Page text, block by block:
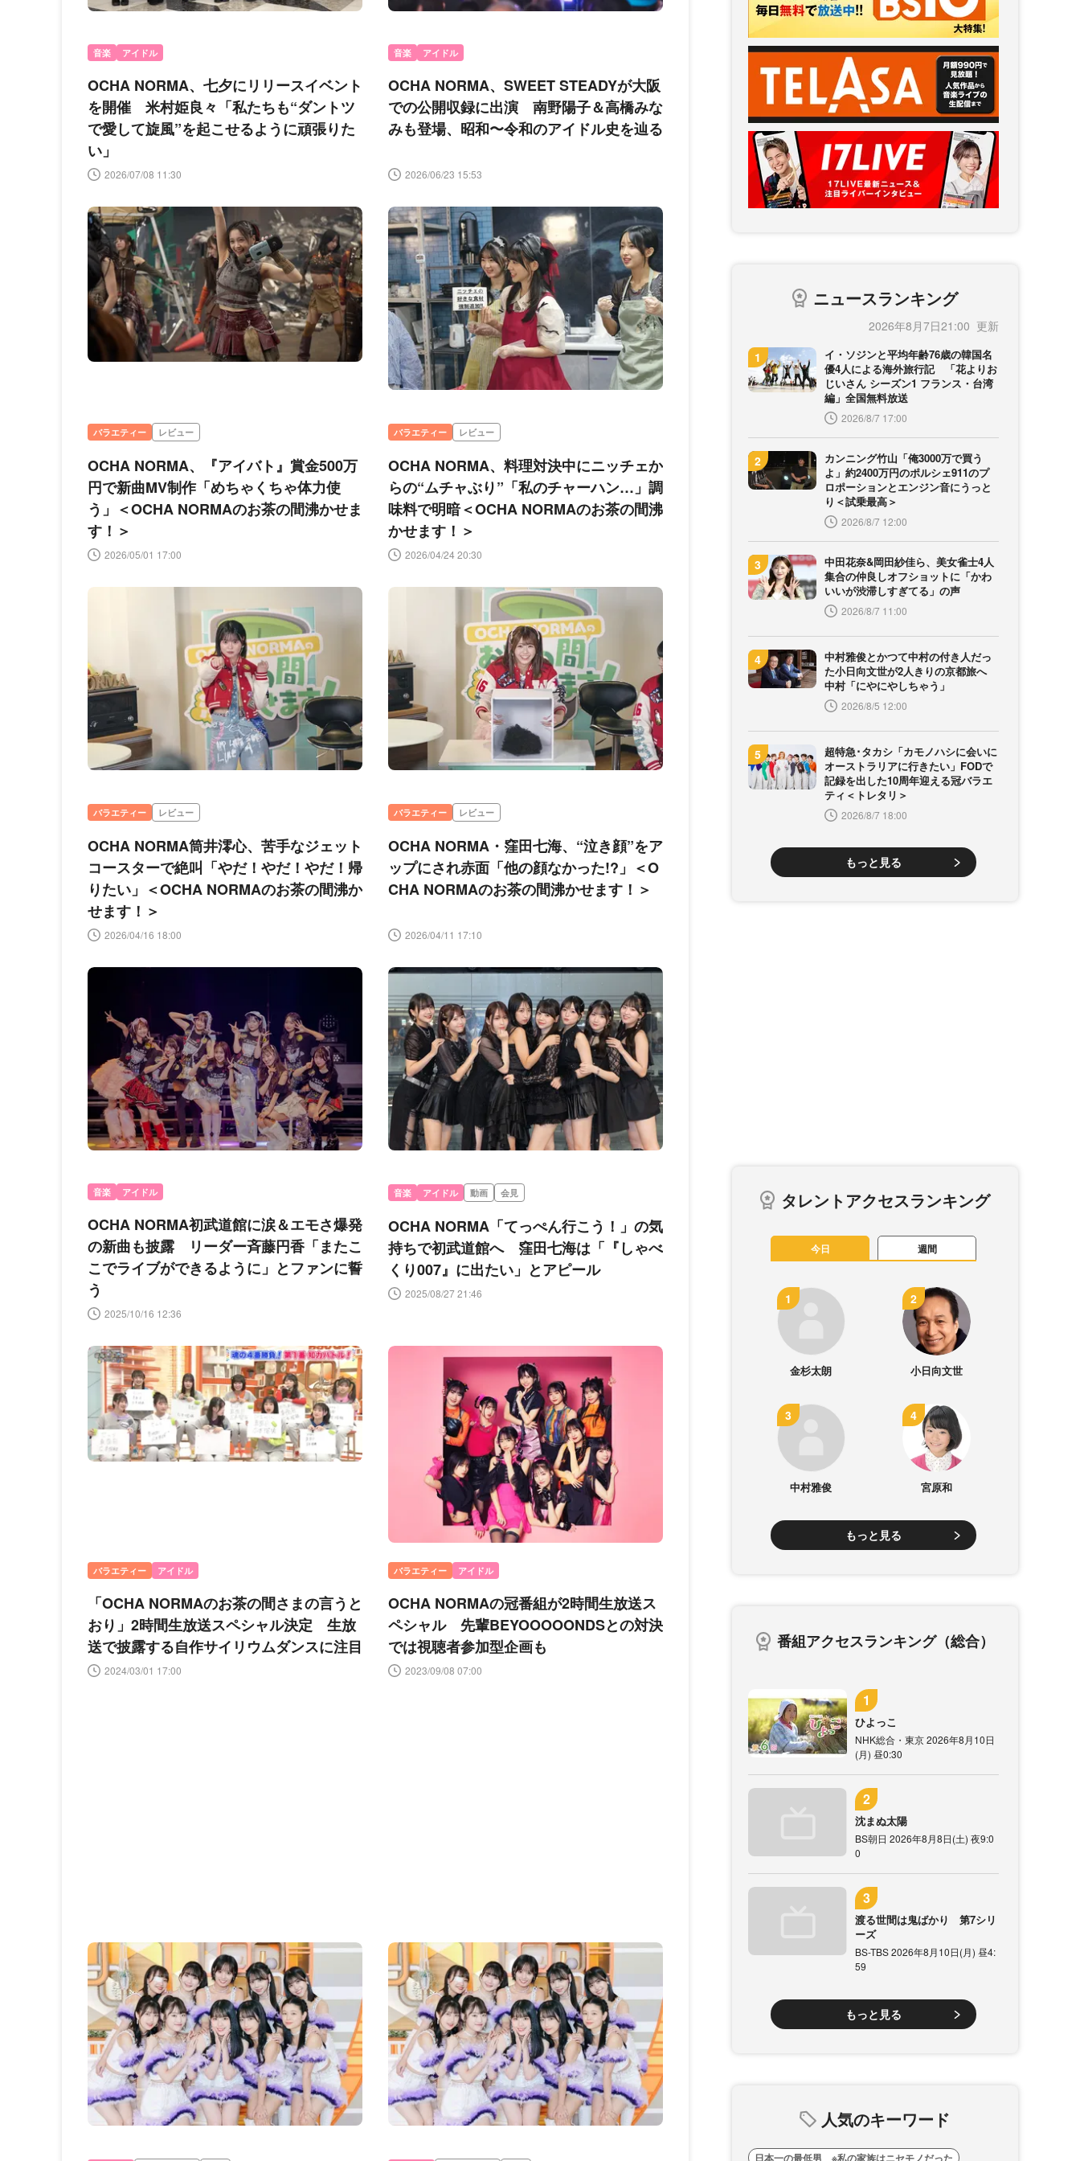
音楽 アイドル
OCHA NORMA、七夕にリリースイベント
を開催 米村姫良々「私たちも“ダントツ
で愛して旋風”を起こせるように頑張りた
い」
2026/07/08 11:30
音楽 アイドル
OCHA NORMA、SWEET STEADYが大阪
での公開収録に出演 南野陽子＆高橋みな
みも登場、昭和〜令和のアイドル史を辿る
2026/06/23 15:53
バラエティー レビュー
OCHA NORMA、『アイバト』賞金500万
円で新曲MV制作「めちゃくちゃ体力使
う」＜OCHA NORMAのお茶の間沸かせま
す！＞
2026/05/01 17:00
バラエティー レビュー
OCHA NORMA、料理対決中にニッチェか
らの“ムチャぶり”「私のチャーハン…」調
味料で明暗＜OCHA NORMAのお茶の間沸
かせます！＞
2026/04/24 20:30
バラエティー レビュー
OCHA NORMA筒井澪心、苦手なジェット
コースターで絶叫「やだ！やだ！やだ！帰
りたい」＜OCHA NORMAのお茶の間沸か
せます！＞
2026/04/16 18:00
バラエティー レビュー
OCHA NORMA・窪田七海、“泣き顔”をア
ップにされ赤面「他の顔なかった!?」＜O
CHA NORMAのお茶の間沸かせます！＞
2026/04/11 17:10
音楽 アイドル
OCHA NORMA初武道館に涙＆エモさ爆発
の新曲も披露 リーダー斉藤円香「またこ
こでライブができるように」とファンに誓
う
2025/10/16 12:36
音楽 アイドル 動画 会見
OCHA NORMA「てっぺん行こう！」の気
持ちで初武道館へ 窪田七海は「『しゃべ
くり007』に出たい」とアピール
2025/08/27 21:46
バラエティー アイドル
「OCHA NORMAのお茶の間さまの言うと
おり」2時間生放送スペシャル決定 生放
送で披露する自作サイリウムダンスに注目
2024/03/01 17:00
バラエティー アイドル
OCHA NORMAの冠番組が2時間生放送ス
ペシャル 先輩BEYOOOOONDSとの対決
では視聴者参加型企画も
2023/09/08 07:00
ニュースランキング
2026年8月7日21:00
イ・ソジンと平均年齢76歳の韓国名
優4人による海外旅行記 「花よりお
じいさん シーズン1 フランス・台湾
編」全国無料放送
2026/8/7 17:00
カンニング竹山「俺3000万で買う
よ」約2400万円のポルシェ911のプ
ロポーションとエンジン音にうっと
り＜試乗最高＞
2026/8/7 12:00
中田花奈&岡田紗佳ら、美女雀士4人
集合の仲良しオフショットに「かわ
いいが渋滞しすぎてる」の声
2026/8/7 11:00
中村雅俊とかつて中村の付き人だっ
た小日向文世が2人きりの京都旅へ
中村「にやにやしちゃう」
2026/8/5 12:00
超特急･タカシ「カモノハシに会いに
オーストラリアに行きたい」FODで
記録を出した10周年迎える冠バラエ
ティ＜トレタリ＞
2026/8/7 18:00
もっと見る
タレントアクセスランキング
今日 週間
金杉太朗 小日向文世
中村雅俊 宮原和
もっと見る
番組アクセスランキング（総合）
ひよっこ
NHK総合・東京 2026年8月10日
(月) 昼0:30
沈まぬ太陽
BS朝日 2026年8月8日(土) 夜9:0
0
渡る世間は鬼ばかり 第7シリ
ーズ
BS-TBS 2026年8月10日(月) 昼4:
59
もっと見る
人気のキーワード
日本一の最低男 ※私の家族はニセモノだった